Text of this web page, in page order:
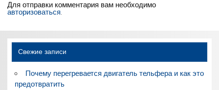
Для отправки комментария вам необходимо
авторизоваться.
Свежие записи
Почему перегревается двигатель тельфера и как это
предотвратить